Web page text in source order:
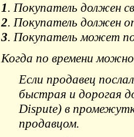
1. Покупатель должен
2. Покупатель должен
3. Покупатель может
Когда по времени
Если продавец
быстрая и дорогая
Dispute) в
продавцом.